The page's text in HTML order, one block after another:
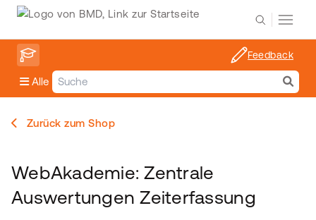
Alle
Feedback
Zurück zum Shop
WebAkademie: Zentrale
Auswertungen Zeiterfassung